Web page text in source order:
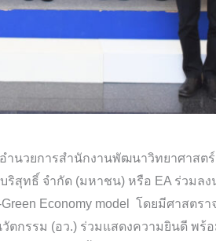
ำนวยการสำนักงานพัฒนาวิทยาศาสต
สุทธิ์ จำกัด (มหาชน) หรือ EA ร่วมล
Economy model โดยมีศาสตรา
กรรม (อว.) ร่วมแสดงความยินดี พร้